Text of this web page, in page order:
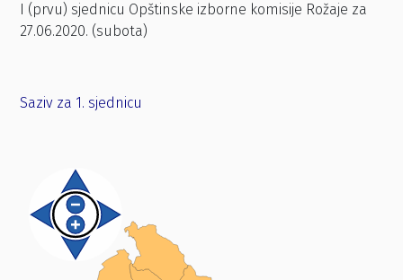
I (prvu) sjednicu Opštinske izborne komisije Rožaje za
27.06.2020. (subota)
Saziv za 1. sjednicu